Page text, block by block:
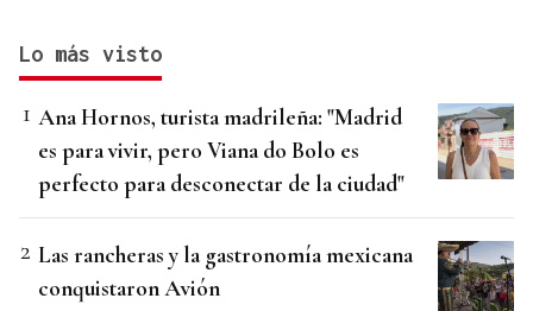
Lo más visto
Ana Hornos, turista madrileña: "Madrid
es para vivir, pero Viana do Bolo es
perfecto para desconectar de la ciudad"
Las rancheras y la gastronomía mexicana
conquistaron Avión